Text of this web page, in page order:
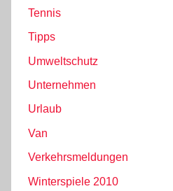
Tennis
Tipps
Umweltschutz
Unternehmen
Urlaub
Van
Verkehrsmeldungen
Winterspiele 2010